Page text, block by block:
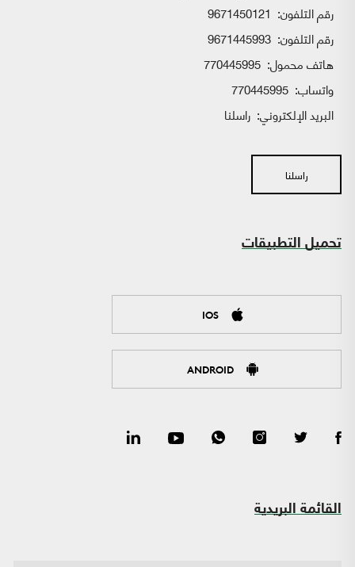
رقم التلفون: 9671450121
رقم التلفون: 9671445993
هاتف محمول: 770445995
واتساب:
البريد الإلكتروني: راسلنا
راسلنا
تحميل التطبيقات
IOS
ANDROID
القائمة البريدية